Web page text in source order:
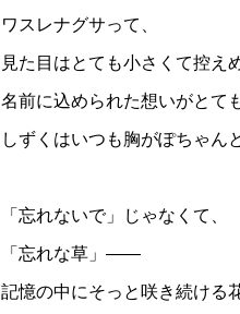
ワスレナグサって、
見た目はとても小さくて控え
名前に込められた想いがとて
しずくはいつも胸がぽちゃん
「忘れないで」じゃなくて、
「忘れな草」——
記憶の中にそっと咲き続ける花